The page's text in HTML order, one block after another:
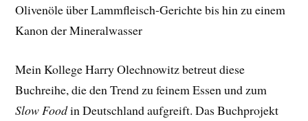
Olivenöle über Lammfleisch-Gerichte bis hin zu einem
Kanon der Mineralwasser
Mein Kollege Harry Olechnowitz betreut diese
Buchreihe, die den Trend zu feinem Essen und zum
Slow Foodin Deutschland aufgreift. Das Buchprojekt